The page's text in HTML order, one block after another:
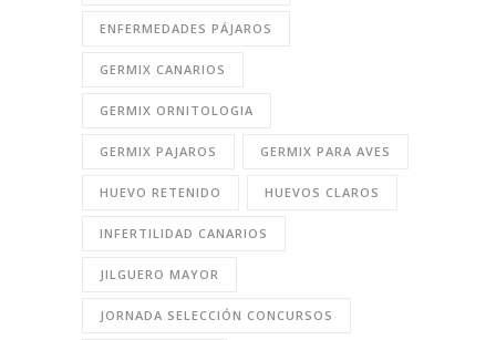
ENFERMEDADES PÁJAROS
GERMIX CANARIOS
GERMIX ORNITOLOGIA
GERMIX PAJAROS GERMIX PARA AVES
HUEVO RETENIDO HUEVOS CLAROS
INFERTILIDAD CANARIOS
JILGUERO MAYOR
JORNADA SELECCIÓN CONCURSOS